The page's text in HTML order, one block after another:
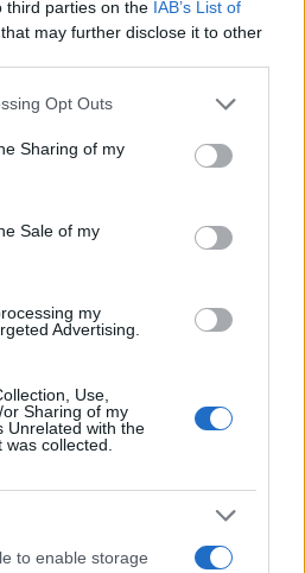
third parties on the IAB’s List of
that may further disclose it to other
app uses one or more Google
behaviour. You may click to
and its third-party tags to
purposes in below Google
Opt Outs
Sharing of my
Sale of my
my
Advertising.
Use,
Sharing of my
Unrelated with the
collected.
to enable storage
egyszerű feladatnak.
ellen szólalt fel a
a váltásra
lejár a Maccabinál, és a
maga is hajlana a
egyéves opciója
amelyet jó eséllyel
díj ellenében
Koszta Márk jelenlegi